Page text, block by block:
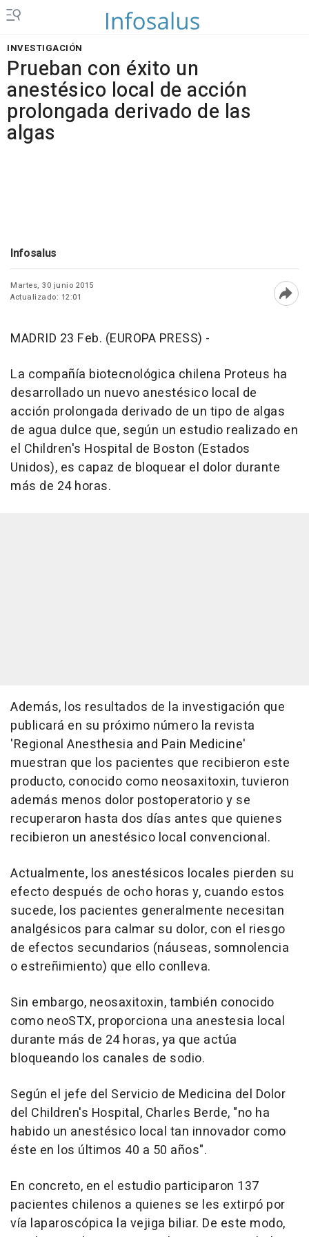
INVESTIGACIÓN
Prueban con éxito un
anestésico local de acción
prolongada derivado de las
algas
Infosalus
Martes, 30 junio 2015
Actualizado: 12:01
MADRID 23 Feb. (EUROPA PRESS) -
La compañía biotecnológica chilena Proteus ha
desarrollado un nuevo anestésico local de
acción prolongada derivado de un tipo de algas
de agua dulce que, según un estudio realizado en
el Children's Hospital de Boston (Estados
Unidos), es capaz de bloquear el dolor durante
más de 24 horas.
Además, los resultados de la investigación que
publicará en su próximo número la revista
'Regional Anesthesia and Pain Medicine'
muestran que los pacientes que recibieron este
producto, conocido como neosaxitoxin, tuvieron
además menos dolor postoperatorio y se
recuperaron hasta dos días antes que quienes
recibieron un anestésico local convencional.
Actualmente, los anestésicos locales pierden su
efecto después de ocho horas y, cuando estos
sucede, los pacientes generalmente necesitan
analgésicos para calmar su dolor, con el riesgo
de efectos secundarios (náuseas, somnolencia
o estreñimiento) que ello conlleva.
Sin embargo, neosaxitoxin, también conocido
como neoSTX, proporciona una anestesia local
durante más de 24 horas, ya que actúa
bloqueando los canales de sodio.
Según el jefe del Servicio de Medicina del Dolor
del Children's Hospital, Charles Berde, "no ha
habido un anestésico local tan innovador como
éste en los últimos 40 a 50 años".
En concreto, en el estudio participaron 137
pacientes chilenos a quienes se les extirpó por
vía laparoscópica la vejiga biliar. De este modo,